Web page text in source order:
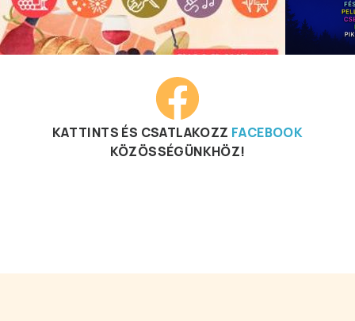
KATTINTS ÉS CSATLAKOZZ FACEBOOK
KÖZÖSSÉGÜNKHÖZ!